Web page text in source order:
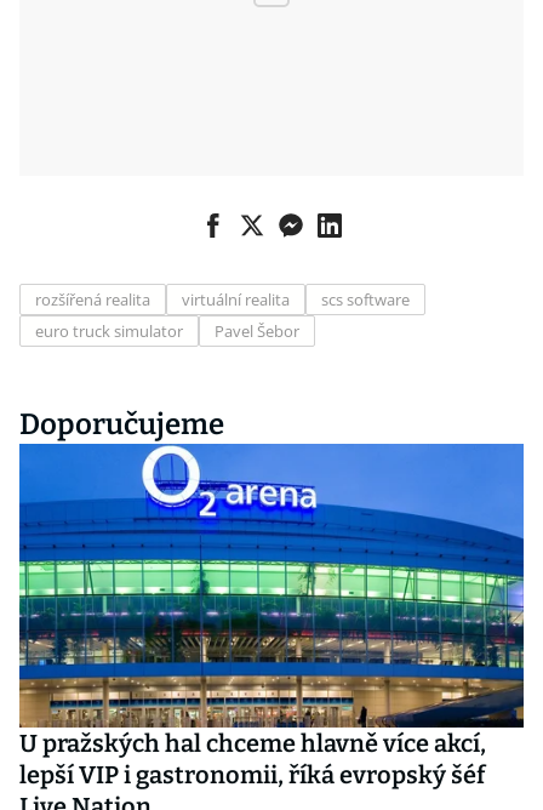
rozšířená realita virtuální realita
scs software
euro truck simulator
Pavel Šebor
Doporučujeme
U pražských hal chceme hlavně více akcí,
lepší VIP i gastronomii, říká evropský šéf